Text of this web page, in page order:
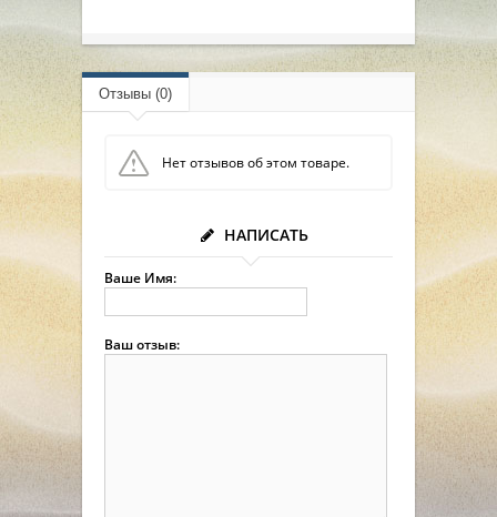
Отзывы (0)
Нет отзывов об этом товаре.
НАПИСАТЬ
Ваше Имя:
Ваш отзыв: